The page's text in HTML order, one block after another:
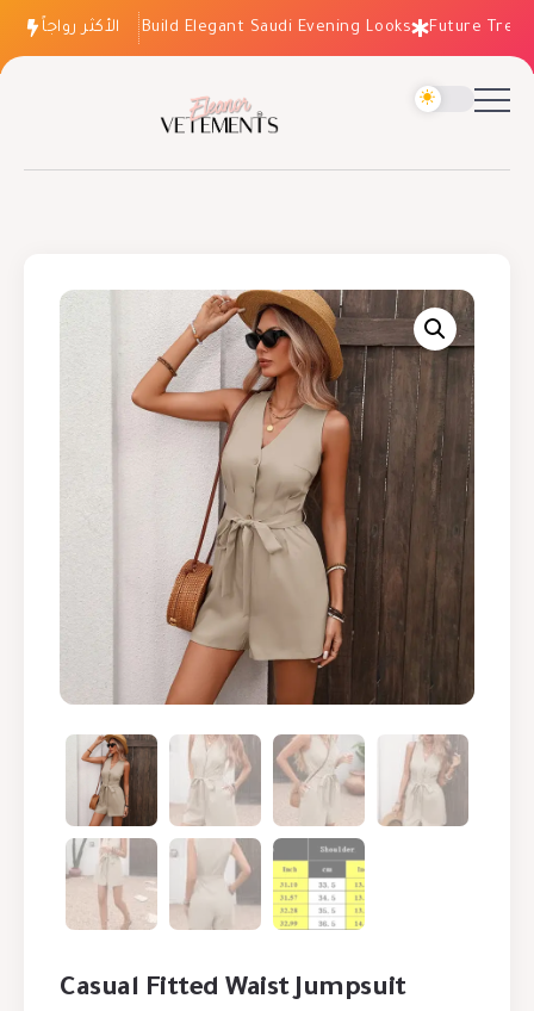
الأكثر رواجاً
How to Build Elegant Saudi Evening Looks Future
Casual Fitted Waist Jumpsuit